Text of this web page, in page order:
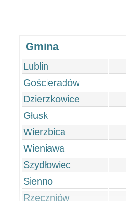
Gmina
Lublin
Gościeradów
Dzierzkowice
Głusk
Wierzbica
Wieniawa
Szydłowiec
Sienno
Rzeczniów